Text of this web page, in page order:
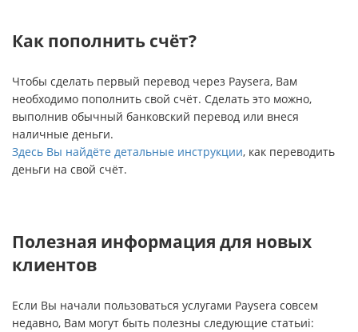
Как пополнить счёт?
Чтобы сделать первый перевод через Paysera, Вам
необходимо пополнить свой счёт. Сделать это можно,
выполнив обычный банковский перевод или внеся
наличные деньги.
Здесь Вы найдёте детальные инструкции, как переводить
деньги на свой счёт.
Полезная информация для новых
клиентов
Если Вы начали пользоваться услугами Paysera совсем
недавно, Вам могут быть полезны следующие статьиi: